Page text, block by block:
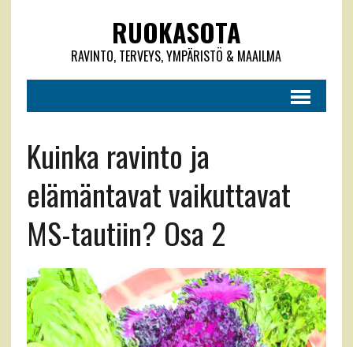
RUOKASOTA
RAVINTO, TERVEYS, YMPÄRISTÖ & MAAILMA
Kuinka ravinto ja
elämäntavat vaikuttavat
MS-tautiin? Osa 2